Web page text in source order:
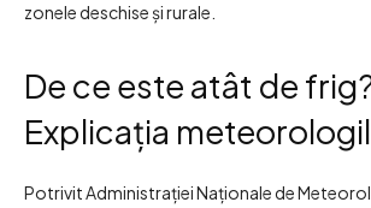
zonele deschise și rurale.
De ce este atât de
Explicația
Potrivit Administrației Naționale de